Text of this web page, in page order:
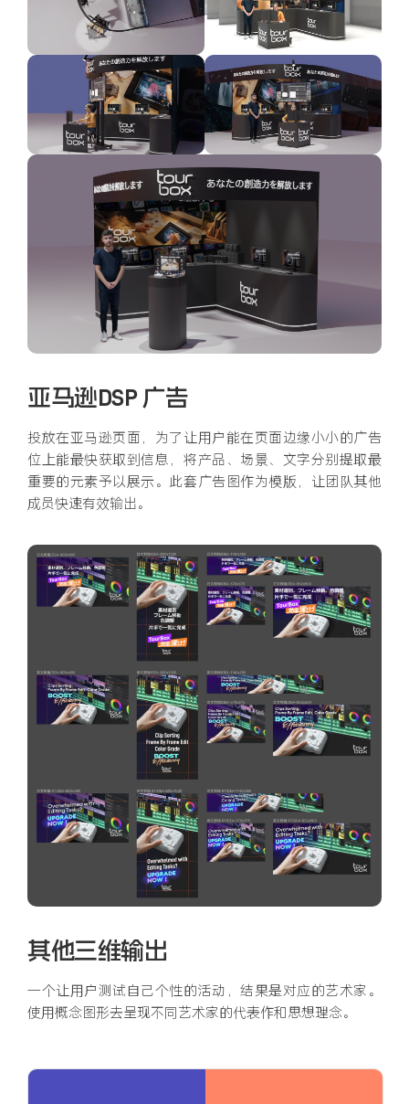
亚马逊DSP 广告
投放在亚马逊页面，为了让用户能在页面边缘小小的广告
位上能最快获取到信息，将产品、场景、文字分别提取最
重要的元素予以展示。此套广告图作为模版，让团队其他
成员快速有效输出。
其他三维输出
一个让用户测试自己个性的活动，结果是对应的艺术家。
使用概念图形去呈现不同艺术家的代表作和思想理念。